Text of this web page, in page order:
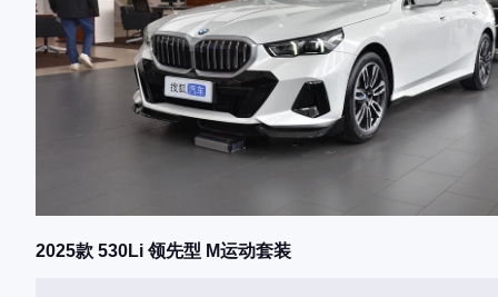
2025款 530Li 领先型 M运动套装